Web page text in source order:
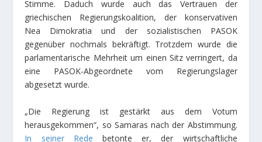
Stimme. Daduch wurde auch das Vertrauen der
griechischen Regierungskoalition, der konservativen
Nea Dimokratia und der sozialistischen PASOK
gegenüber nochmals bekräftigt. Trotzdem wurde die
parlamentarische Mehrheit um einen Sitz verringert, da
eine PASOK-Abgeordnete vom Regierungslager
abgesetzt wurde.
„Die Regierung ist gestärkt aus dem Votum
herausgekommen“, so Samaras nach der Abstimmung.
In seiner Rede betonte er, der wirtschaftliche